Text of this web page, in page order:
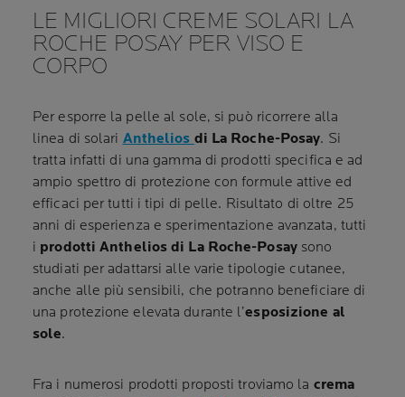
LE MIGLIORI CREME SOLARI LA
ROCHE POSAY PER VISO E
CORPO
Per esporre la pelle al sole, si può ricorrere alla
linea di solari Anthelios di La Roche-Posay. Si
tratta infatti di una gamma di prodotti specifica e ad
ampio spettro di protezione con formule attive ed
efficaci per tutti i tipi di pelle. Risultato di oltre 25
anni di esperienza e sperimentazione avanzata, tutti
i prodotti Anthelios di La Roche-Posaysono
studiati per adattarsi alle varie tipologie cutanee,
anche alle più sensibili, che potranno beneficiare di
una protezione elevata durante l’esposizione al
sole.
Fra i numerosi prodotti proposti troviamo la crema